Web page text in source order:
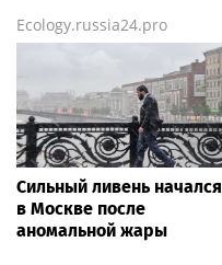
Ecology.russia24.pro
Сильный ливень начался
в Москве после
аномальной жары